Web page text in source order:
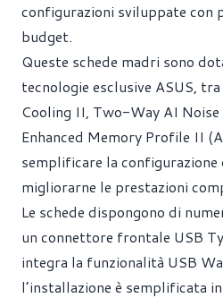
configurazioni sviluppate con
budget.
Queste schede madri sono
tecnologie esclusive ASUS,
Cooling II, Two-Way AI Noise
Enhanced Memory Profile II
semplificare la configurazione
migliorarne le prestazioni
Le schede dispongono di
un connettore frontale USB
integra la funzionalità USB
l’installazione è semplificata